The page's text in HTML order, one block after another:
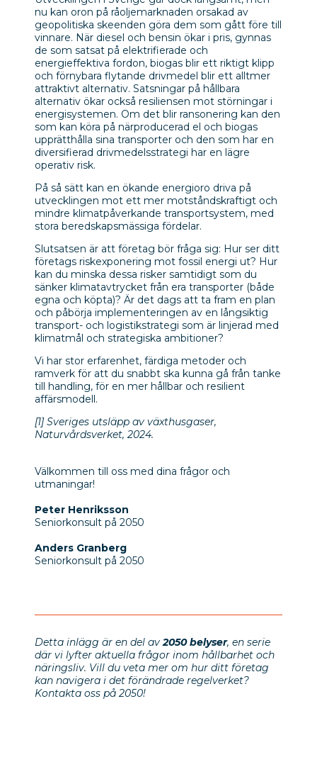
nu kan oron på råoljemarknaden orsakad av
geopolitiska skeenden göra dem som gått före till
vinnare. När diesel och bensin ökar i pris, gynnas
de som satsat på elektrifierade och
energieffektiva fordon, biogas blir ett riktigt klipp
och förnybara flytande drivmedel blir ett alltmer
attraktivt alternativ. Satsningar på hållbara
alternativ ökar också resiliensen mot störningar i
energisystemen. Om det blir ransonering kan den
som kan köra på närproducerad el och biogas
upprätthålla sina transporter och den som har en
diversifierad drivmedelsstrategi har en lägre
operativ risk.
På så sätt kan en ökande energioro driva på
utvecklingen mot ett mer motståndskraftigt och
mindre klimatpåverkande transportsystem, med
stora beredskapsmässiga fördelar.
Slutsatsen är att företag bör fråga sig: Hur ser ditt
företags riskexponering mot fossil energi ut? Hur
kan du minska dessa risker samtidigt som du
sänker klimatavtrycket från era transporter (både
egna och köpta)? Är det dags att ta fram en plan
och påbörja implementeringen av en långsiktig
transport- och logistikstrategi som är linjerad med
klimatmål och strategiska ambitioner?
Vi har stor erfarenhet, färdiga metoder och
ramverk för att du snabbt ska kunna gå från tanke
till handling, för en mer hållbar och resilient
affärsmodell.
[1]Sveriges utsläpp av växthusgaser,
Naturvårdsverket, 2024.
Välkommen till oss med dina frågor och
utmaningar!
Peter Henriksson
Seniorkonsult på 2050
Anders Granberg
Seniorkonsult på 2050
Detta inlägg är en del av 2050 belyser, en serie
där vi lyfter aktuella frågor inom hållbarhet och
näringsliv. Vill du veta mer om hur ditt företag
kan navigera i det förändrade regelverket?
Kontakta oss på 2050!